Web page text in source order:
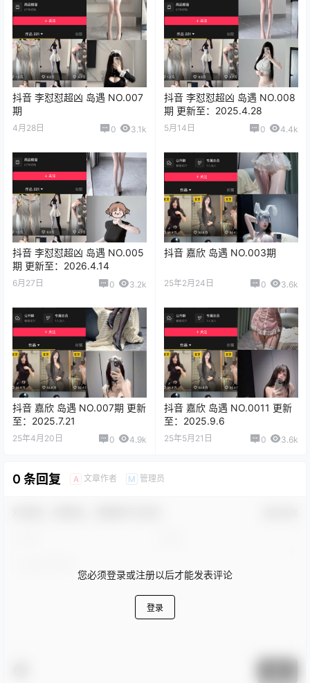
抖音 李怼怼超凶 岛遇 NO.007
期
4月28日 0 3.1k
抖音 李怼怼超凶 岛遇 NO.008
期 更新至：2025.4.28
5月14日 0 4.4k
抖音 李怼怼超凶 岛遇 NO.005
期 更新至：2026.4.14
6月27日 0 3.2k
抖音 嘉欣 岛遇 NO.003期
25年2月24日 0 3.6k
抖音 嘉欣 岛遇 NO.007期 更新
至：2025.7.21
25年4月20日 0 4.9k
抖音 嘉欣 岛遇 NO.0011 更新
至：2025.9.6
25年5月21日 0 3.6k
0 条回复 A 文章作者 M 管理员
您必须登录或注册以后才能发表评论
登录